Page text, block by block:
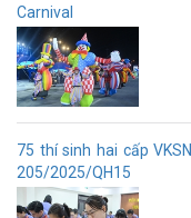
Carnival
75 thí sinh hai cấp
205/2025/QH15